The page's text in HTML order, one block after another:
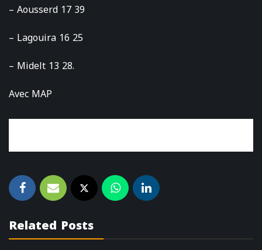
– Aousserd 17 39
– Lagouira 16 25
– Midelt 13 28.
Avec MAP
Related Posts